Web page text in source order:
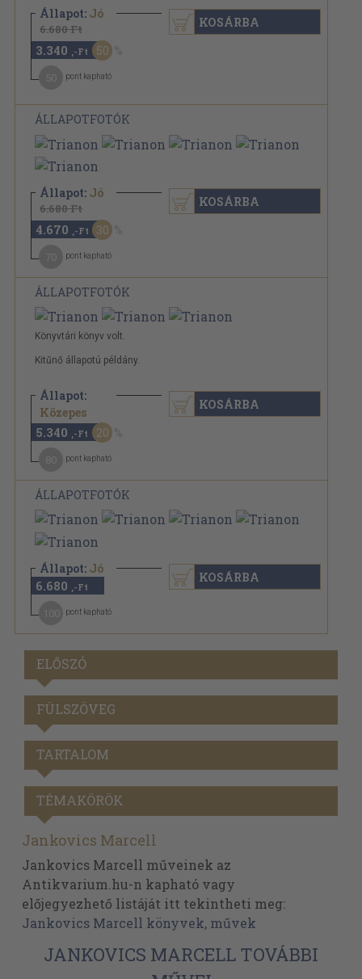
Állapot: Jó
6.680 Ft
3.340 ,-Ft 50
pont kapható
KOSÁRBA
ÁLLAPOTFOTÓK
Állapot: Jó
6.680 Ft
4.670 ,-Ft 30
pont kapható
KOSÁRBA
ÁLLAPOTFOTÓK
Könyvtári könyv volt.
Kitűnő állapotú példány.
Állapot:
Közepes
6.680 Ft
5.340 ,-Ft 20
pont kapható
KOSÁRBA
ÁLLAPOTFOTÓK
Állapot: Jó
6.680 ,-Ft
pont kapható
KOSÁRBA
ELŐSZÓ
FÜLSZÖVEG
TARTALOM
TÉMAKÖRÖK
Jankovics Marcell
Jankovics Marcell műveinek az
Antikvarium.hu-n kapható vagy
előjegyezhető listáját itt tekintheti meg:
Jankovics Marcell könyvek, művek
JANKOVICS MARCELL TOVÁBBI